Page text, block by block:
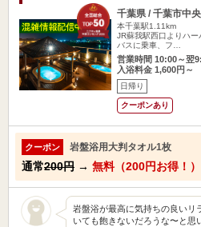
千葉県 / 千葉市中
本千葉駅1.11km
JR蘇我駅西口よりハ
バスに乗車、フ…
営業時間 10:00～翌
入浴料金 1,600円～
日帰り
クーポンあり
クーポン 岩盤浴用大判タオル1枚
通常200円 → 無料（200円お得！）
岩盤浴が最高に気持ちの良いリ
いても飽きないだろうな〜と思